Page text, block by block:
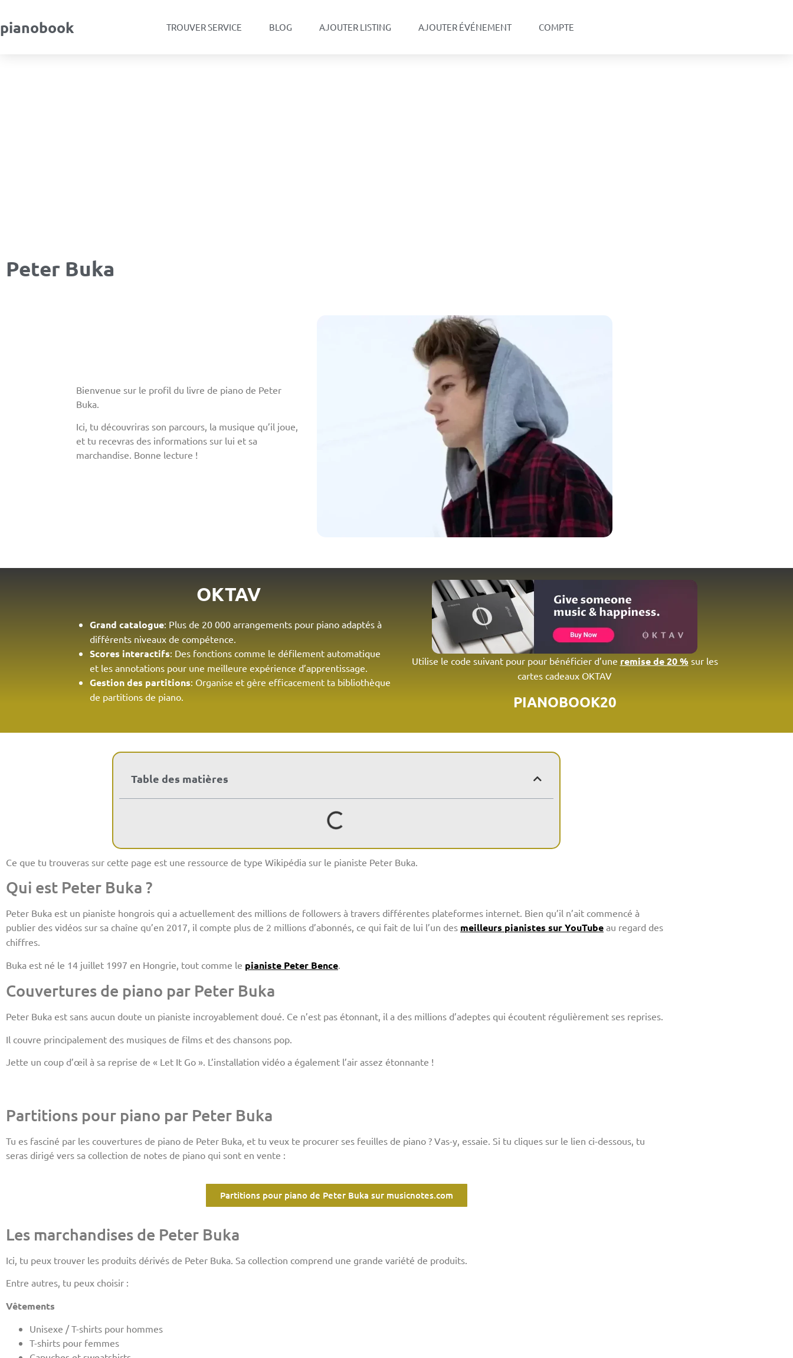
pianobook TROUVER SERVICE BLOG AJOUTER LISTING AJOUTER ÉVÉNEMENT COMPTE
Peter Buka
Bienvenue sur le profil du livre de piano de Peter
Buka.
Ici, tu découvriras son parcours, la musique qu’il joue,
et tu recevras des informations sur lui et sa
marchandise. Bonne lecture !
OKTAV
Grand catalogue: Plus de 20 000 arrangements pour piano adaptés à
différents niveaux de compétence.
Scores interactifs: Des fonctions comme le défilement automatique
et les annotations pour une meilleure expérience d’apprentissage.
Gestion des partitions: Organise et gère efficacement ta bibliothèque
de partitions de piano.
Utilise le code suivant pour pour bénéficier d’une remise de 20 % sur les
cartes cadeaux OKTAV
PIANOBOOK20
Table des matières
Ce que tu trouveras sur cette page est une ressource de type Wikipédia sur le pianiste Peter Buka.
Qui est Peter Buka ?
Peter Buka est un pianiste hongrois qui a actuellement des millions de followers à travers différentes plateformes internet. Bien qu’il n’ait commencé à
publier des vidéos sur sa chaîne qu’en 2017, il compte plus de 2 millions d’abonnés, ce qui fait de lui l’un des meilleurs pianistes sur YouTube au regard des
chiffres.
Buka est né le 14 juillet 1997 en Hongrie, tout comme le pianiste Peter Bence
Couvertures de piano par Peter Buka
Peter Buka est sans aucun doute un pianiste incroyablement doué. Ce n’est pas étonnant, il a des millions d’adeptes qui écoutent régulièrement ses reprises.
Il couvre principalement des musiques de films et des chansons pop.
Jette un coup d’œil à sa reprise de « Let It Go ». L’installation vidéo a également l’air assez étonnante !
Partitions pour piano par Peter Buka
Tu es fasciné par les couvertures de piano de Peter Buka, et tu veux te procurer ses feuilles de piano ? Vas-y, essaie. Si tu cliques sur le lien ci-dessous, tu
seras dirigé vers sa collection de notes de piano qui sont en vente :
Partitions pour piano de Peter Buka sur musicnotes.com
Les marchandises de Peter Buka
Ici, tu peux trouver les produits dérivés de Peter Buka. Sa collection comprend une grande variété de produits.
Entre autres, tu peux choisir :
Vêtements
Unisexe / T-shirts pour hommes
T-shirts pour femmes